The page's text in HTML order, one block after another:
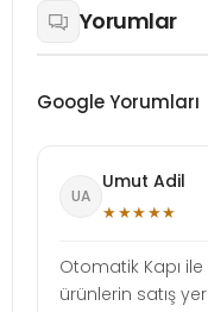
Yorumlar
Google Yorumları
UA
Umut Adil
★★★★★
Otomatik Kapı
ürünlerin satış